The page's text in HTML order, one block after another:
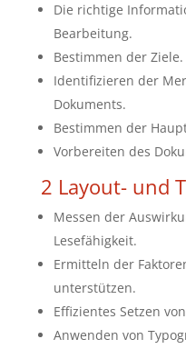
Die richtige
Bearbeitung.
Bestimmen der Ziele.
Identifizieren der
Dokuments.
Bestimmen der
Vorbereiten des
2 Layout- und
Messen der
Lesefähigkeit.
Ermitteln der
unterstützen.
Effizientes Setzen
Anwenden von